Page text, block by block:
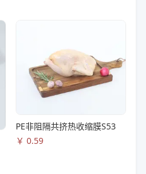
PE非阻隔共挤热收缩膜S53
￥ 0.59